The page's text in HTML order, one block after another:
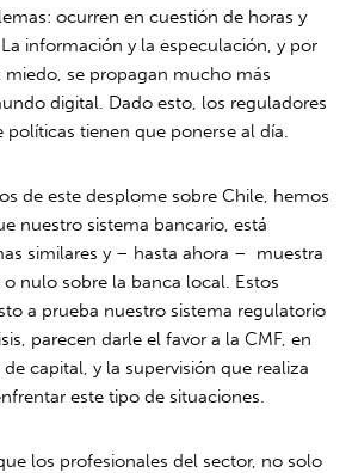
ocurren en cuestión de horas y
información y la especulación, y por
se propagan mucho más
digital. Dado esto, los reguladores
tienen que ponerse al día.
de este desplome sobre Chile, hemos
nuestro sistema bancario, está
similares y – hasta ahora – muestra
nulo sobre la banca local. Estos
a prueba nuestro sistema regulatorio
parecen darle el favor a la CMF, en
capital, y la supervisión que realiza
este tipo de situaciones.
los profesionales del sector, no solo